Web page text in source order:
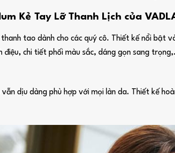
Kẻ Tay Lỡ Thanh Lịch của
tao dành cho các quý cô. Thiết kế nổi bật
chi tiết phối màu sắc, dáng gọn sang
dịu dàng phù hợp với mọi làn da. Thiết kế